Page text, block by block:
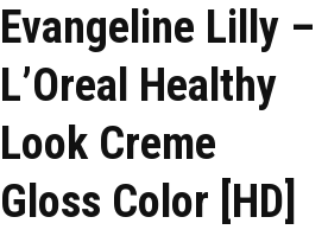
Streaming
Recomendaciones
Evangeline Lilly –
L’Oreal Healthy
Look Creme
Gloss Color [HD]